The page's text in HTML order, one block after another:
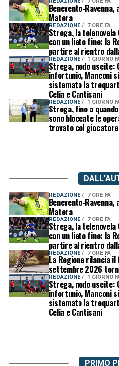
REDAZIONE 7 ORE FA
Benevento-
Matera
REDAZIONE 7 ORE FA
Strega, la telenovela
con un lieto fine: la
partire al rientro
REDAZIONE 1 GIORNO
Strega, nodo uscite:
infortunio, Manconi
sistemato la
Celia e Cantisani
REDAZIONE 1 GIORNO
Strega, fino a
sono bloccate le
trovato col
REDAZIONE 7 ORE FA
Benevento-
Matera
REDAZIONE 7 ORE FA
Strega, la telenovela
con un lieto fine: la
partire al rientro
REDAZIONE 7 ORE FA
La Regione rilancia il
settembre 2026
REDAZIONE 1 GIORNO
Strega, nodo uscite:
infortunio, Manconi
sistemato la
Celia e Cantisani
PRIMO